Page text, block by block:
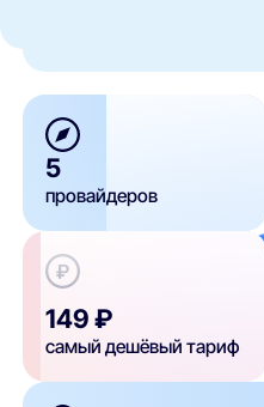
5
провайдеров
149 ₽
самый дешёвый тариф